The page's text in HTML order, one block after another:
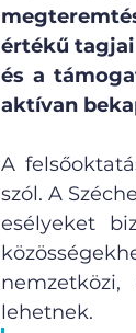
értékű
és a
aktívan
A
szól. A
esélyeket
lehetnek.